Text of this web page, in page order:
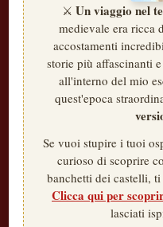
⚔️ Un viaggio nel
medievale era ricca
accostamenti
storie più affascinanti
all'interno del mio
quest'epoca
Se vuoi stupire i tuoi
curioso di scoprire
banchetti dei castelli,
Clicca qui per
lasciati